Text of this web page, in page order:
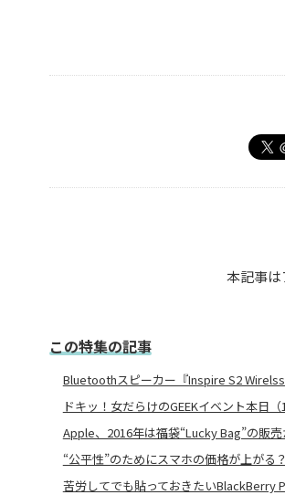
本記事
この特集の記事
Bluetoothスピーカー『Inspire S2
ドキッ！女だらけのGEEKイベント本日
Apple、2016年は福袋“Lucky Bag”の販
“公平性”のためにスマホの価格が上がる
苦労してでも貼っておきたいBlackBerry